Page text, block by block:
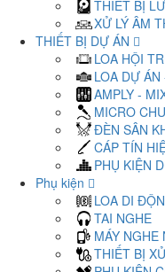
THIẾT BỊ
XỬ LÝ ÂM
THIẾT BỊ DỰ ÁN
LOA HỘI
LOA DỰ
AMPLY -
MICRO
ĐÈN SÂN
CÁP TÍN
PHỤ KIỆN
Phụ kiện
LOA DI
TAI NGHE
MÁY NGHE
THIẾT BỊ